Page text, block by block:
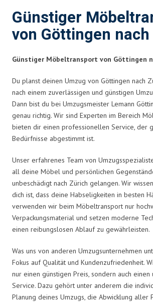
Günstiger
von Göttingen
Günstiger Möbeltransport von Göttingen
Du planst deinen Umzug von Göttingen nach
nach einem zuverlässigen und günstigen
Dann bist du bei Umzugsmeister Lemann
genau richtig. Wir sind Experten im Bereich
bieten dir einen professionellen Service, der
Bedürfnisse abgestimmt ist.
Unser erfahrenes Team von
all deine Möbel und persönlichen
unbeschädigt nach Zürich gelangen. Wir
dich ist, dass deine Habseligkeiten in besten
verwenden wir beim Möbeltransport nur
Verpackungsmaterial und setzen moderne
einen reibungslosen Ablauf zu gewährleisten.
Was uns von anderen Umzugsunternehmen
Fokus auf Qualität und Kundenzufriedenheit.
nur einen günstigen Preis, sondern auch einen
Service. Dazu gehört unter anderem die
Planung deines Umzugs, die Abwicklung aller